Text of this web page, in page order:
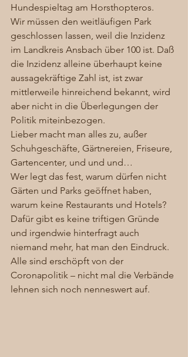
Hundespieltag am Horsthopteros.
Wir müssen den weitläufigen Park
geschlossen lassen, weil die Inzidenz
im Landkreis Ansbach über 100 ist. Daß
die Inzidenz alleine überhaupt keine
aussagekräftige Zahl ist, ist zwar
mittlerweile hinreichend bekannt, wird
aber nicht in die Überlegungen der
Politik miteinbezogen.
Lieber macht man alles zu, außer
Schuhgeschäfte, Gärtnereien, Friseure,
Gartencenter, und und und…
Wer legt das fest, warum dürfen nicht
Gärten und Parks geöffnet haben,
warum keine Restaurants und Hotels?
Dafür gibt es keine triftigen Gründe
und irgendwie hinterfragt auch
niemand mehr, hat man den Eindruck.
Alle sind erschöpft von der
Coronapolitik – nicht mal die Verbände
lehnen sich noch nenneswert auf.